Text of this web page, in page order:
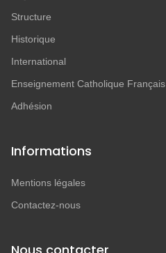
Structure
Historique
International
Enseignement Catholique Français
Adhésion
Informations
Mentions légales
Contactez-nous